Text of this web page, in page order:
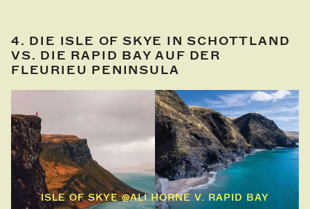
4. DIE ISLE OF SKYE IN SCHOTTLAND
VS. DIE RAPID BAY AUF DER
FLEURIEU PENINSULA
ISLE OF SKYE @ALI.HORNE V. RAPID BAY